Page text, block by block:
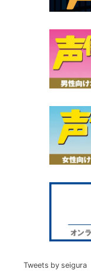
Tweets by seigura